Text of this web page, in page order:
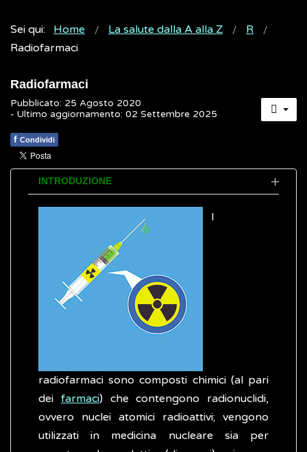
Sei qui: Home La salute dalla A alla Z
R
Radiofarmaci
Radiofarmaci
Pubblicato: 25 Agosto 2020
- Ultimo aggiornamento: 02 Settembre 2025
f Condividi
INTRODUZIONE
I
radiofarmaci sono composti chimici (al pari
dei farmaci) che contengono radionuclidi,
ovvero nuclei atomici radioattivi; vengono
utilizzati in medicina nucleare sia per